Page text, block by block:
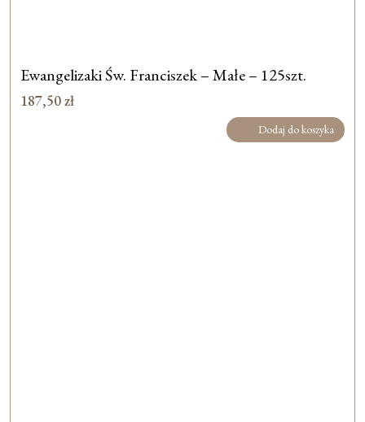
Ewangelizaki Św. Franciszek – Małe – 125szt.
187,50zł
Dodaj do koszyka